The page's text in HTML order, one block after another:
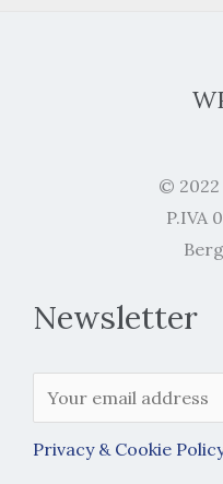
© 2022
P.IVA
Newsletter
Privacy & Cookie